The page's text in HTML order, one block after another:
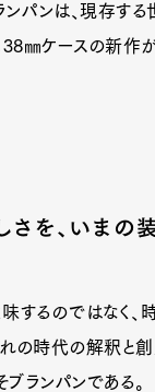
パンは、現存する
38㎜ケースの新
さを、いまの
するのではなく
の時代の解釈と
ランパンである。